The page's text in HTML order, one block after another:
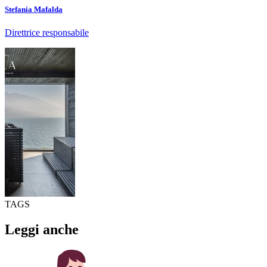
Stefania Mafalda
Direttrice responsabile
TAGS
Leggi anche